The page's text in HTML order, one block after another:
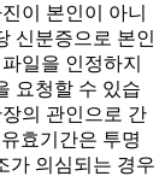
이 본인이 아니
신분증으로 본인
일을 인정하지
요청할 수 있습
의 관인으로 간
효기간은 투명
가 의심되는 경우